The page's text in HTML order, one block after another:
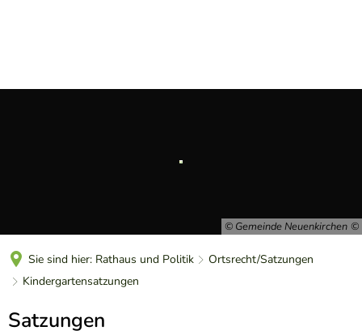
© Gemeinde Neuenkirchen
Sie sind hier: Rathaus und Politik
Ortsrecht/Satzungen
Kindergartensatzungen
Kindergartensatzungen
Satzungen